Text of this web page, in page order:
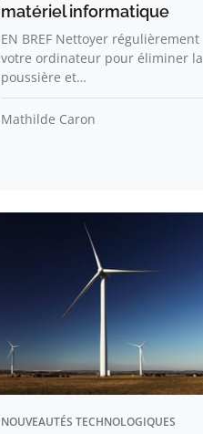
matériel informatique
EN BREF Nettoyer régulièrement
votre ordinateur pour éliminer la
poussière et…
Mathilde Caron
NOUVEAUTÉS TECHNOLOGIQUES